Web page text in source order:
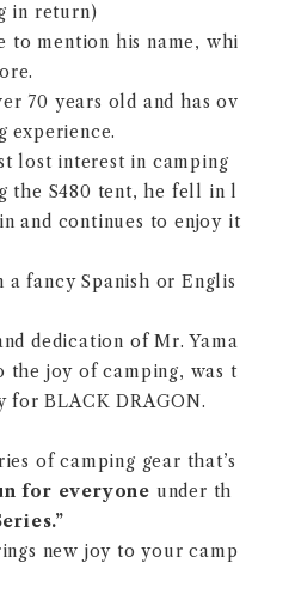
in return)
to mention his name, whi
70 years old and has ov
experience.
lost interest in camping
the S480 tent, he fell in l
and continues to enjoy it
a fancy Spanish or Englis
dedication of Mr. Yama
the joy of camping, was t
for BLACK DRAGON.
of camping gear that’s
for everyone under th
new joy to your camp